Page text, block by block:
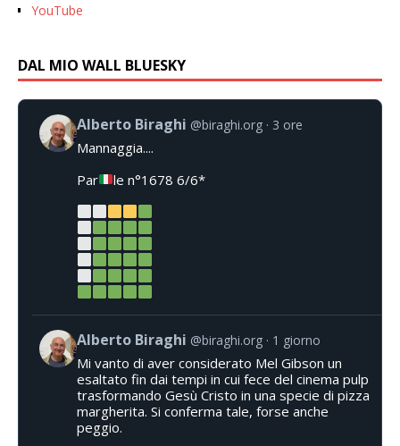
YouTube
DAL MIO WALL BLUESKY
Alberto Biraghi @biraghi.org 3 ore
Mannaggia....
Par
le n°1678 6/6*
Alberto Biraghi @biraghi.org 1 giorno
Mi vanto di aver considerato Mel Gibson un
esaltato fin dai tempi in cui fece del cinema pulp
trasformando Gesù Cristo in una specie di pizza
margherita. Si conferma tale, forse anche
peggio.